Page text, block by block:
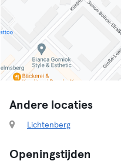
Andere locaties
Lichtenberg
Openingstijden